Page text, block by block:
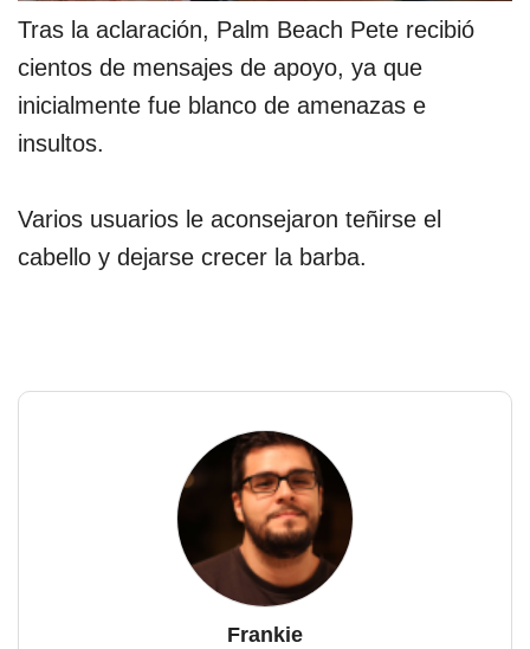
Tras la aclaración, Palm Beach Pete recibió
cientos de mensajes de apoyo, ya que
inicialmente fue blanco de amenazas e
insultos.
Varios usuarios le aconsejaron teñirse el
cabello y dejarse crecer la barba.
Frankie